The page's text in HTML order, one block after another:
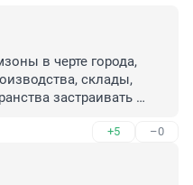
в черте города,
склады,
застраивать
+5 –0